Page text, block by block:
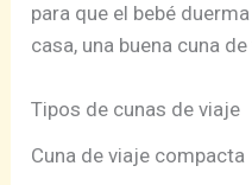
para que el bebé
casa, una buena cuna
Tipos de cunas de viaje
Cuna de viaje compacta